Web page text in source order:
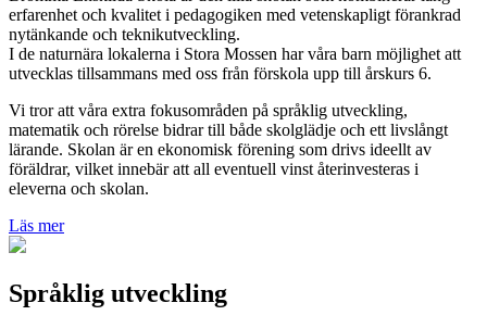
erfarenhet och kvalitet i pedagogiken med vetenskapligt förankrad
nytänkande och teknikutveckling.
I de naturnära lokalerna i Stora Mossen har våra barn möjlighet att
utvecklas tillsammans med oss från förskola upp till årskurs 6.
Vi tror att våra extra fokusområden på språklig utveckling,
matematik och rörelse bidrar till både skolglädje och ett livslångt
lärande. Skolan är en ekonomisk förening som drivs ideellt av
föräldrar, vilket innebär att all eventuell vinst återinvesteras i
eleverna och skolan.
Läs mer
Språklig utveckling